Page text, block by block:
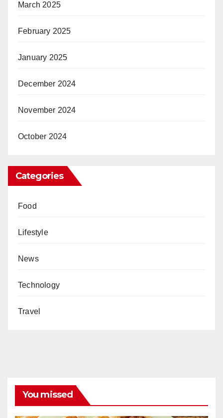
March 2025
February 2025
January 2025
December 2024
November 2024
October 2024
Categories
Food
Lifestyle
News
Technology
Travel
You missed